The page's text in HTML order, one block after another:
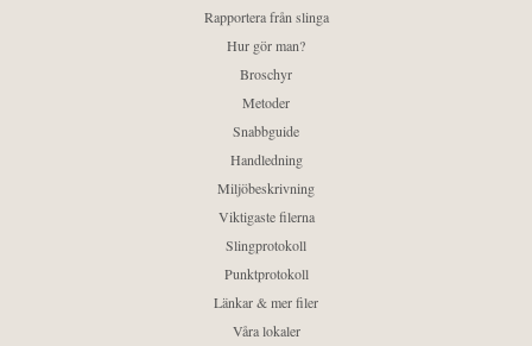
Rapportera från slinga
Hur gör man?
Broschyr
Metoder
Snabbguide
Handledning
Miljöbeskrivning
Viktigaste filerna
Slingprotokoll
Punktprotokoll
Länkar & mer filer
Våra lokaler